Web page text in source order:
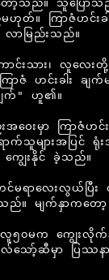
ော့သည်။ သူပြော
တ်။ ကြာဇံဟင်းခါ
လာမြည်းသည်။
ာဇံ ဟင်းခါး ချ
ျက်" ဟူ၏။
သူများအပြင် ရုံ
ကျွေးနိုင် ခဲ့သည်။
။ မျက်နှာကတော့
လ်သော့်ဆီမှာ ပြဿန